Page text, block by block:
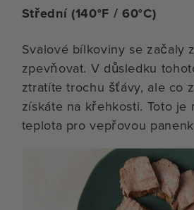
Střední (140°F / 60°C)
Svalové bílkoviny se začaly
zpevňovat. V důsledku
ztratíte trochu šťávy, ale co
získáte na křehkosti. Toto je
teplota pro vepřovou